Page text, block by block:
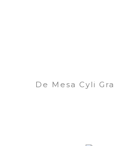
De Mesa Cyli